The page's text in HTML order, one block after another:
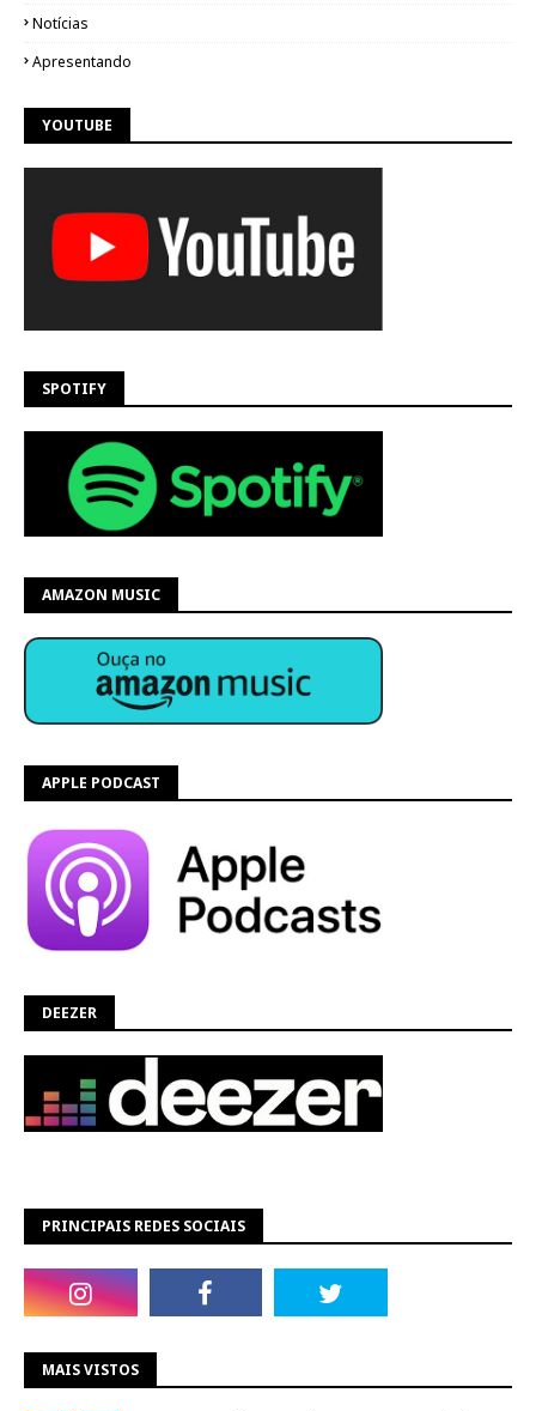
Notícias
Apresentando
YOUTUBE
SPOTIFY
AMAZON MUSIC
APPLE PODCAST
DEEZER
PRINCIPAIS REDES SOCIAIS
MAIS VISTOS